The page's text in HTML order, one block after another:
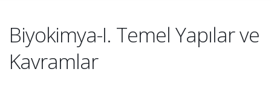
Biyokimya-I. Temel Yapılar ve
Kavramlar